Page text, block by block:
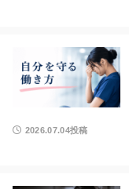
2026.07.04投稿